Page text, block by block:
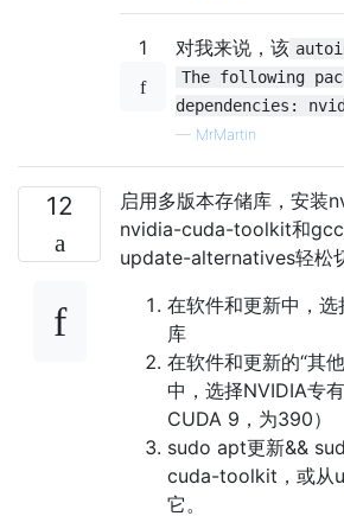
1 对我来说，该
The following
dependencies:
— MrMartin
12
启用多版本存储库，安装
nvidia-cuda-toolkit和
update-alternatives轻松
在软件和更新中，
库
在软件和更新的“其
中，选择NVIDIA专
CUDA 9，为390）
sudo apt更新&&
cuda-toolkit，或从
它。